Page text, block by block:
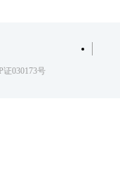
030173号